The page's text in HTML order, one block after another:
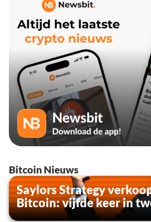
Bitcoin Nieuws
Saylors Strategy
Bitcoin: vijfde keer in